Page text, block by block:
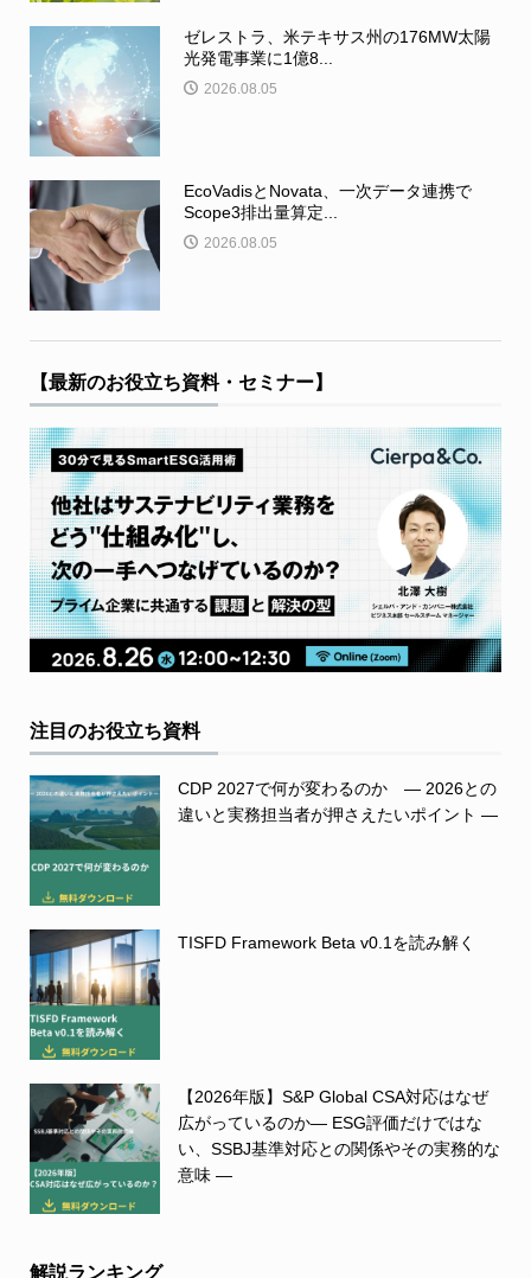
ゼレストラ、米テキサス州の176MW太陽
光発電事業に1億8...
2026.08.05
EcoVadisとNovata、一次データ連携で
Scope3排出量算定...
2026.08.05
【最新のお役立ち資料・セミナー】
注目のお役立ち資料
CDP 2027で何が変わるのか ― 2026との
違いと実務担当者が押さえたいポイント ―
TISFD Framework Beta v0.1を読み解く
【2026年版】S&P Global CSA対応はなぜ
広がっているのか― ESG評価だけではな
い、SSBJ基準対応との関係やその実務的な
意味 ―
解説ランキング